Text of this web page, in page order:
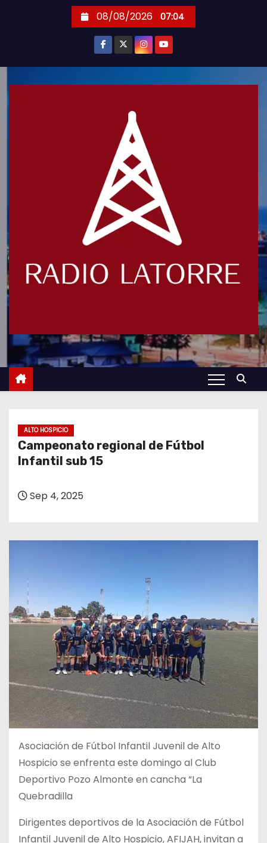
08/08/2026 07:04
ALTO HOSPICIO
Campeonato regional de Fútbol
Infantil sub 15
Sep 4, 2025
Asociación de Fútbol Infantil Juvenil de Alto
Hospicio se enfrenta este domingo al Club
Deportivo Pozo Almonte en cancha “La
Quebradilla
Dirigentes deportivos de la Asociación de Fútbol
Infantil Juvenil de Alto Hospicio, AFIJAH, invitan a